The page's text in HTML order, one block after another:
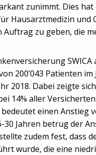
zunimmt. Dies hat
Hausarztmedizin und
Auftrag zu geben, die
SWICA
200’043 Patienten im
2018. Dabei zeigte
14% aller
einen Anstieg
Jahren betrug der
zudem fest, dass
wurde, die eine